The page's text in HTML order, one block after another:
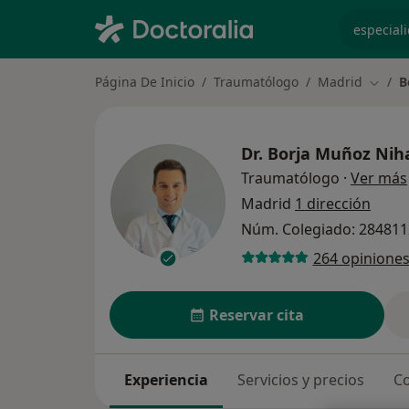
Página De Inicio Traumatólogo Madrid
Dr. Borja Muñoz
Traumatólogo · Ver más
Madrid 1 dirección
Núm. Colegiado:
264 opiniones
Reservar cita
Experiencia Servicios y precios